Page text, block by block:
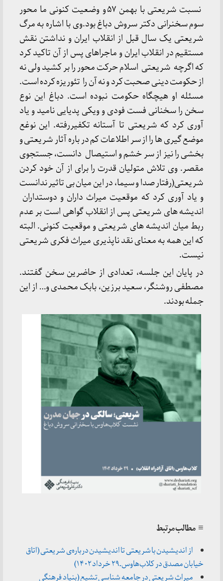
نسبت شریعتی با بهمن ۵۷ و وضعیت کنونی ما محور
سوم سخنرانی دکتر سروش دباغ بود.وی با اشاره به مرگ
شریعتی یک سال قبل از انقلاب ایران و نداشتن نقش
مستقیم در انقلاب ایران و ماجراهای پس از آن تاکید کرد
که اگرچه شریعتی اسلام حرکت محور را بر کشید ولی نه
از حکومت دینی صحبت کرد و نه آن را تئوریزه کرده است.
مسئله او هیچگاه حکومت نبوده است. دباغ این نوع
سخن را سخنانی فست فودی و ویکی پدیایی نامید و یاد
آوری کرد که شریعتی تا آستانه تکفیررفته. این نوغع
موضع گیری ها را از سر اطلاعات کم در باره آثار شریعتی و
بخشی را نیز از سر خشم و استیصال دانست، جستجوی
مقصر. وی تلاش متولیان قدرت را برای از آن خود کردن
شریعتی(رفتار صدا و سیما، در این میان بی تاثیر ندانست
و یاد آوری کرد که موقعیت میراث داران و دوستداران
اندیشه های شریعتی پس از انقلاب گواهی است بر عدم
ربط میان اندیشه های شریعتی و موقعیت کنونی. البته
که این همه به معنای نقد ناپذیری میراث فکری شریعتی
نیست.
در پایان این جلسه، تعدادی از حاضرین سخن گفتند.
مصطفی روشنگر، سعید برزین، بابک محمدی و… از این
جمله بودند.
≡ مطالب مرتبط
از اندیشیدن با شریعتی تا اندیشیدن درباره‌ی شریعتی (اتاق
خیابان مصدق در کلاب‌هاوس ـ ۲۹ خرداد ۱۴۰۲)
میراث شریعتی در جامعه شناسی تشیع (بنیاد فرهنگی